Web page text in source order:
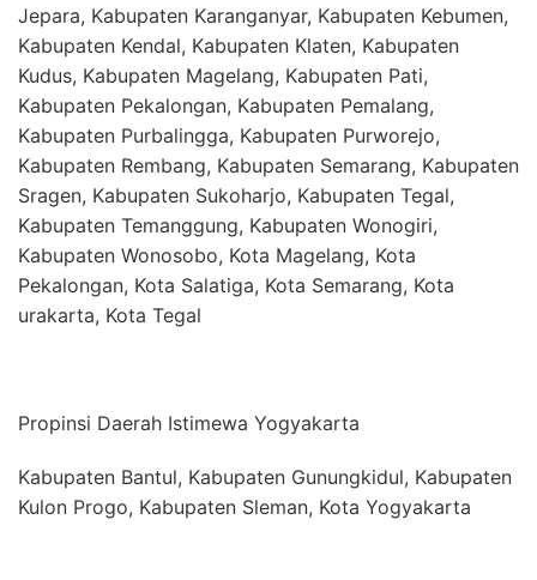
Jepara, Kabupaten Karanganyar, Kabupaten Kebumen,
Kabupaten Kendal, Kabupaten Klaten, Kabupaten
Kudus, Kabupaten Magelang, Kabupaten Pati,
Kabupaten Pekalongan, Kabupaten Pemalang,
Kabupaten Purbalingga, Kabupaten Purworejo,
Kabupaten Rembang, Kabupaten Semarang, Kabupaten
Sragen, Kabupaten Sukoharjo, Kabupaten Tegal,
Kabupaten Temanggung, Kabupaten Wonogiri,
Kabupaten Wonosobo, Kota Magelang, Kota
Pekalongan, Kota Salatiga, Kota Semarang, Kota
urakarta, Kota Tegal
Propinsi Daerah Istimewa Yogyakarta
Kabupaten Bantul, Kabupaten Gunungkidul, Kabupaten
Kulon Progo, Kabupaten Sleman, Kota Yogyakarta